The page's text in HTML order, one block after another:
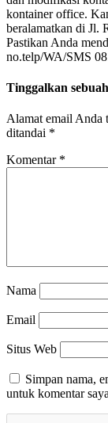
kontainer office.
beralamatkan di Jl.
Pastikan Anda
no.telp/WA/SMS
Tinggalkan
Alamat email Anda
ditandai *
Komentar *
Nama
Email
Situs Web
Simpan nama,
untuk komentar